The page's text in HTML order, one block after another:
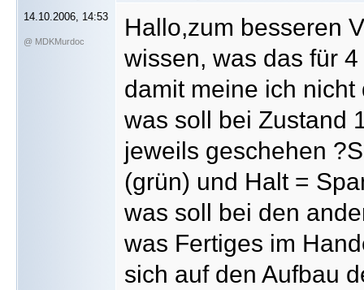
14.10.2006, 14:53
@ MDKMurdoc
Hallo,zum besseren
wissen, was das für
damit meine ich
was soll bei Zustand
jeweils geschehen
(grün) und Halt =
was soll bei den
was Fertiges im
sich auf den Aufbau